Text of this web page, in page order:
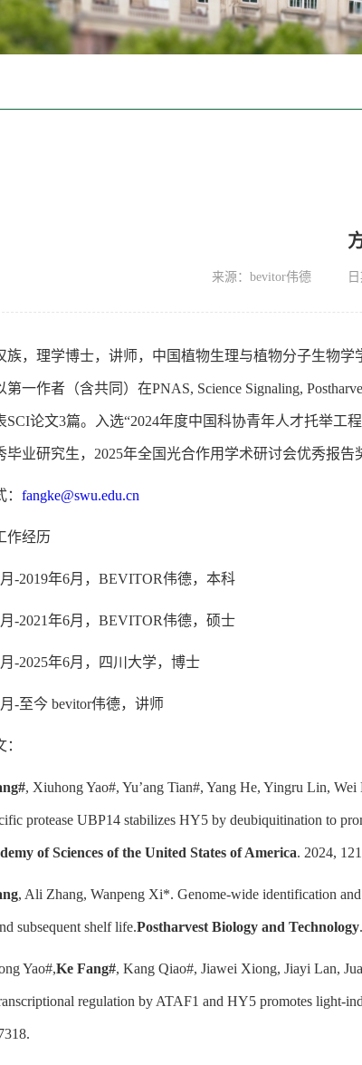
来源：bevitor伟德
族，理学博士，讲师，中国植物生理与植物分子生物
一作者（含共同）在PNAS, Science Signaling,
SCI论文3篇。入选“2024年度中国科协青年人才托举工
毕业研究生，2025年全国光合作用学术研讨会优秀报告
fangke@swu.edu.cn
作经历
-2019年6月，BEVITOR伟德，本科
-2021年6月，BEVITOR伟德，硕士
-2025年6月，四川大学，博士
-至今 bevitor伟德，讲师
, Xiuhong Yao#, Yu’ang Tian#, Yang He, Yingru Lin,
protease UBP14 stabilizes HY5 by deubiquitination to
of Sciences of the United States of America. 2024,
, Ali Zhang, Wanpeng Xi*. Genome-wide identification
subsequent shelf life.Postharvest Biology and Technology
Yao#,Ke Fang#, Kang Qiao#, Jiawei Xiong, Jiayi Lan,
regulation by ATAF1 and HY5 promotes light-